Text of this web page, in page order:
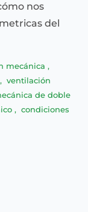
nos
del
mecánica ,
, ventilación
de doble
, condiciones